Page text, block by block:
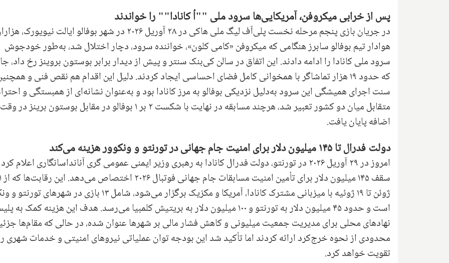
پس از خرابی میکروفن، آمریکایی‌ها سرود ملی ""اُ کانادا"" را خواندند
در جریان بازی پنجم مرحله نخست پلی‌آف لیگ ملی هاکی در ۲۸ آوریل ۲۰۲۶ در شهر بوفالو ایالت نیویورک،
هوادار تیم بوفالو سابرز هنگامی که میکروفن «کامی کلون»، خواننده سرود، دچار اختلال شد، به‌طور خودجوش
سرود ملی کانادا را ادامه دادند. این اتفاق در سالن کی‌بنک سنتر و پیش از دیدار برابر بوستون بروینز رخ داد،
که حدود ۱۹ هزار تماشاگر با همخوانی کامل فضای احساسی ایجاد کردند. دلیل این اقدام هم نقص فنی و
سنت اجرای همیشگی این سرود به‌دلیل نزدیکی بوفالو به مرز کانادا بود و به‌عنوان نشانه‌ای از همبستگی و
متقابل میان دو کشور تعبیر شد، هرچند مسابقه در نهایت با شکست ۲ بر ۱ بوفالو در مقابل بوستون برینز در وقت
اضافه پایان یافت.
دولت فدرال تا ۱۴۵ میلیون دلار برای امنیت جام جهانی در تورنتو و ونکوور هزینه می‌کند
امروز در ۲۹ آوریل ۲۰۲۶ در تورنتو، دولت فدرال کانادا به رهبری وزیر ایمنی عمومی گری آناندا‌سانگاری اعلام
سقف ۱۴۵ میلیون
ژوئن تا ۱۹ ژوئیه با میزبانی مشترک کانادا، آمریکا و مکزیک برگزار می‌شود، شامل ۱۳ بازی در
است و حدود ۴۵ میلیون دلار به تورنتو و ۱۰۰ میلیون دلار به بریتیش کلمبیا می‌رسد. هدف این هزینه کمک
نهادهای محلی برای مدیریت جمعیت میلیونی و کاهش فشار مالی بر شهرها عنوان شده، در حالی که مقام‌ها
محدودی از نحوه خرج‌کرد ارائه کردند اما تأکید شد این بودجه توان عملیاتی نیروهای امنیتی و خدمات شهری
تقویت خواهد کرد.